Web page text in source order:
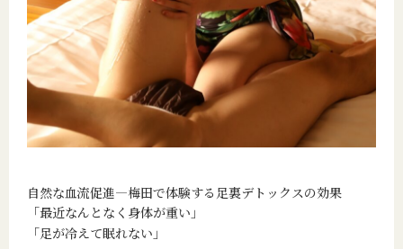
自然な血流促進―梅田で体験する足裏デトックスの効果
「最近なんとなく身体が重い」
「足が冷えて眠れない」